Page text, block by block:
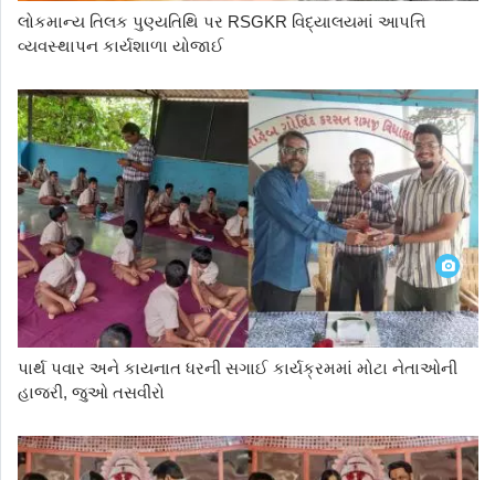
લોકમાન્ય તિલક પુણ્યતિથિ પર RSGKR વિદ્યાલયમાં આપત્તિ
વ્યવસ્થાપન કાર્યશાળા યોજાઈ
પાર્થ પવાર અને કાયનાત ધરની સગાઈ કાર્યક્રમમાં મોટા નેતાઓની
હાજરી, જુઓ તસવીરો